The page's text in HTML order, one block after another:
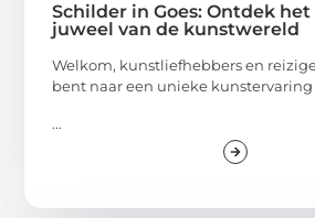
Schilder in Goes: Ontdek
juweel van de kunstwereld
Welkom, kunstliefhebbers en
bent naar een unieke kunstervaring
...